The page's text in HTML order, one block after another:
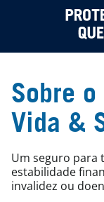
Sobre
Vida &
Um seguro para
estabilidade
invalidez ou